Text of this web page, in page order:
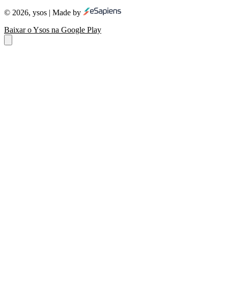
© 2026, ysos | Made by
Baixar o Ysos na Google Play